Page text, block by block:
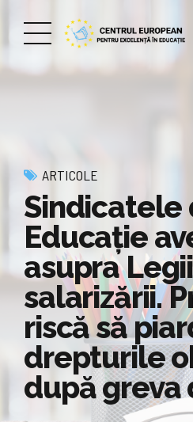
ARTICOLE
Sindicatele
Educație
asupra Legii
salarizării.
riscă să
drepturile
după greva